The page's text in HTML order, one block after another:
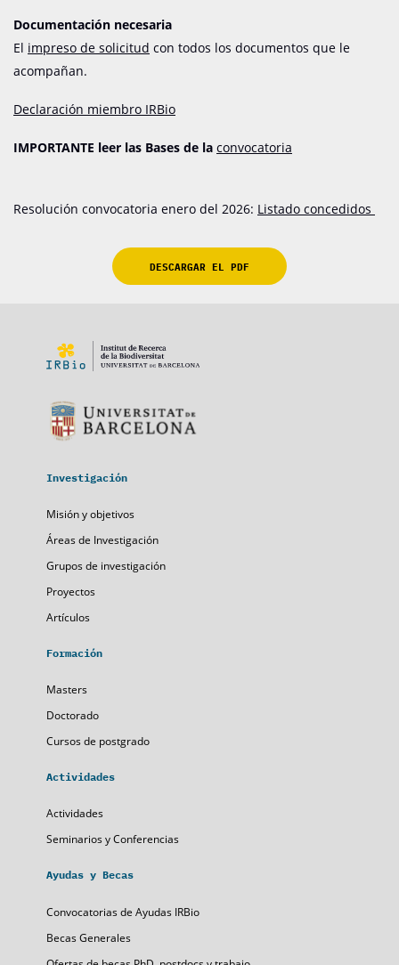
Documentación necesaria
El impreso de solicitud con todos los documentos que le
acompañan.
Declaración miembro IRBio
IMPORTANTE leer las Bases de la convocatoria
Resolución convocatoria enero del 2026: Listado concedidos
DESCARGAR EL PDF
Investigación
Misión y objetivos
Áreas de Investigación
Grupos de investigación
Proyectos
Artículos
Formación
Masters
Doctorado
Cursos de postgrado
Actividades
Actividades
Seminarios y Conferencias
Ayudas y Becas
Convocatorias de Ayudas IRBio
Becas Generales